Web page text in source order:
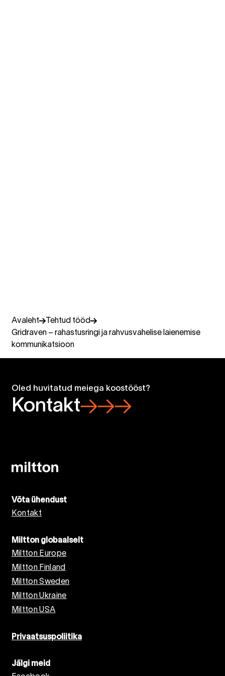
Avaleht
Tehtud tööd
Gridraven – rahastusringi ja rahvusvahelise laienemise
kommunikatsioon
Oled huvitatud meiega koostööst?
Kontakt
Võta ühendust
Kontakt
Miltton globaalselt
Miltton Europe
Miltton Finland
Miltton Sweden
Miltton Ukraine
Miltton USA
Privaatsuspoliitika
Jälgi meid